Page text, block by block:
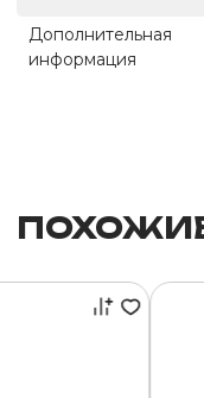
Дополнительная
информация